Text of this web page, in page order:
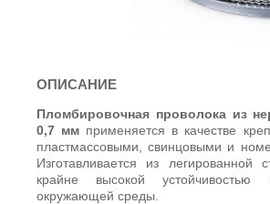
ОПИСАНИЕ
Пломбировочная проволока из
0,7 мм применяется в качестве
пластмассовыми, свинцовыми и
Изготавливается из легированной
крайне высокой устойчивостью
окружающей среды.